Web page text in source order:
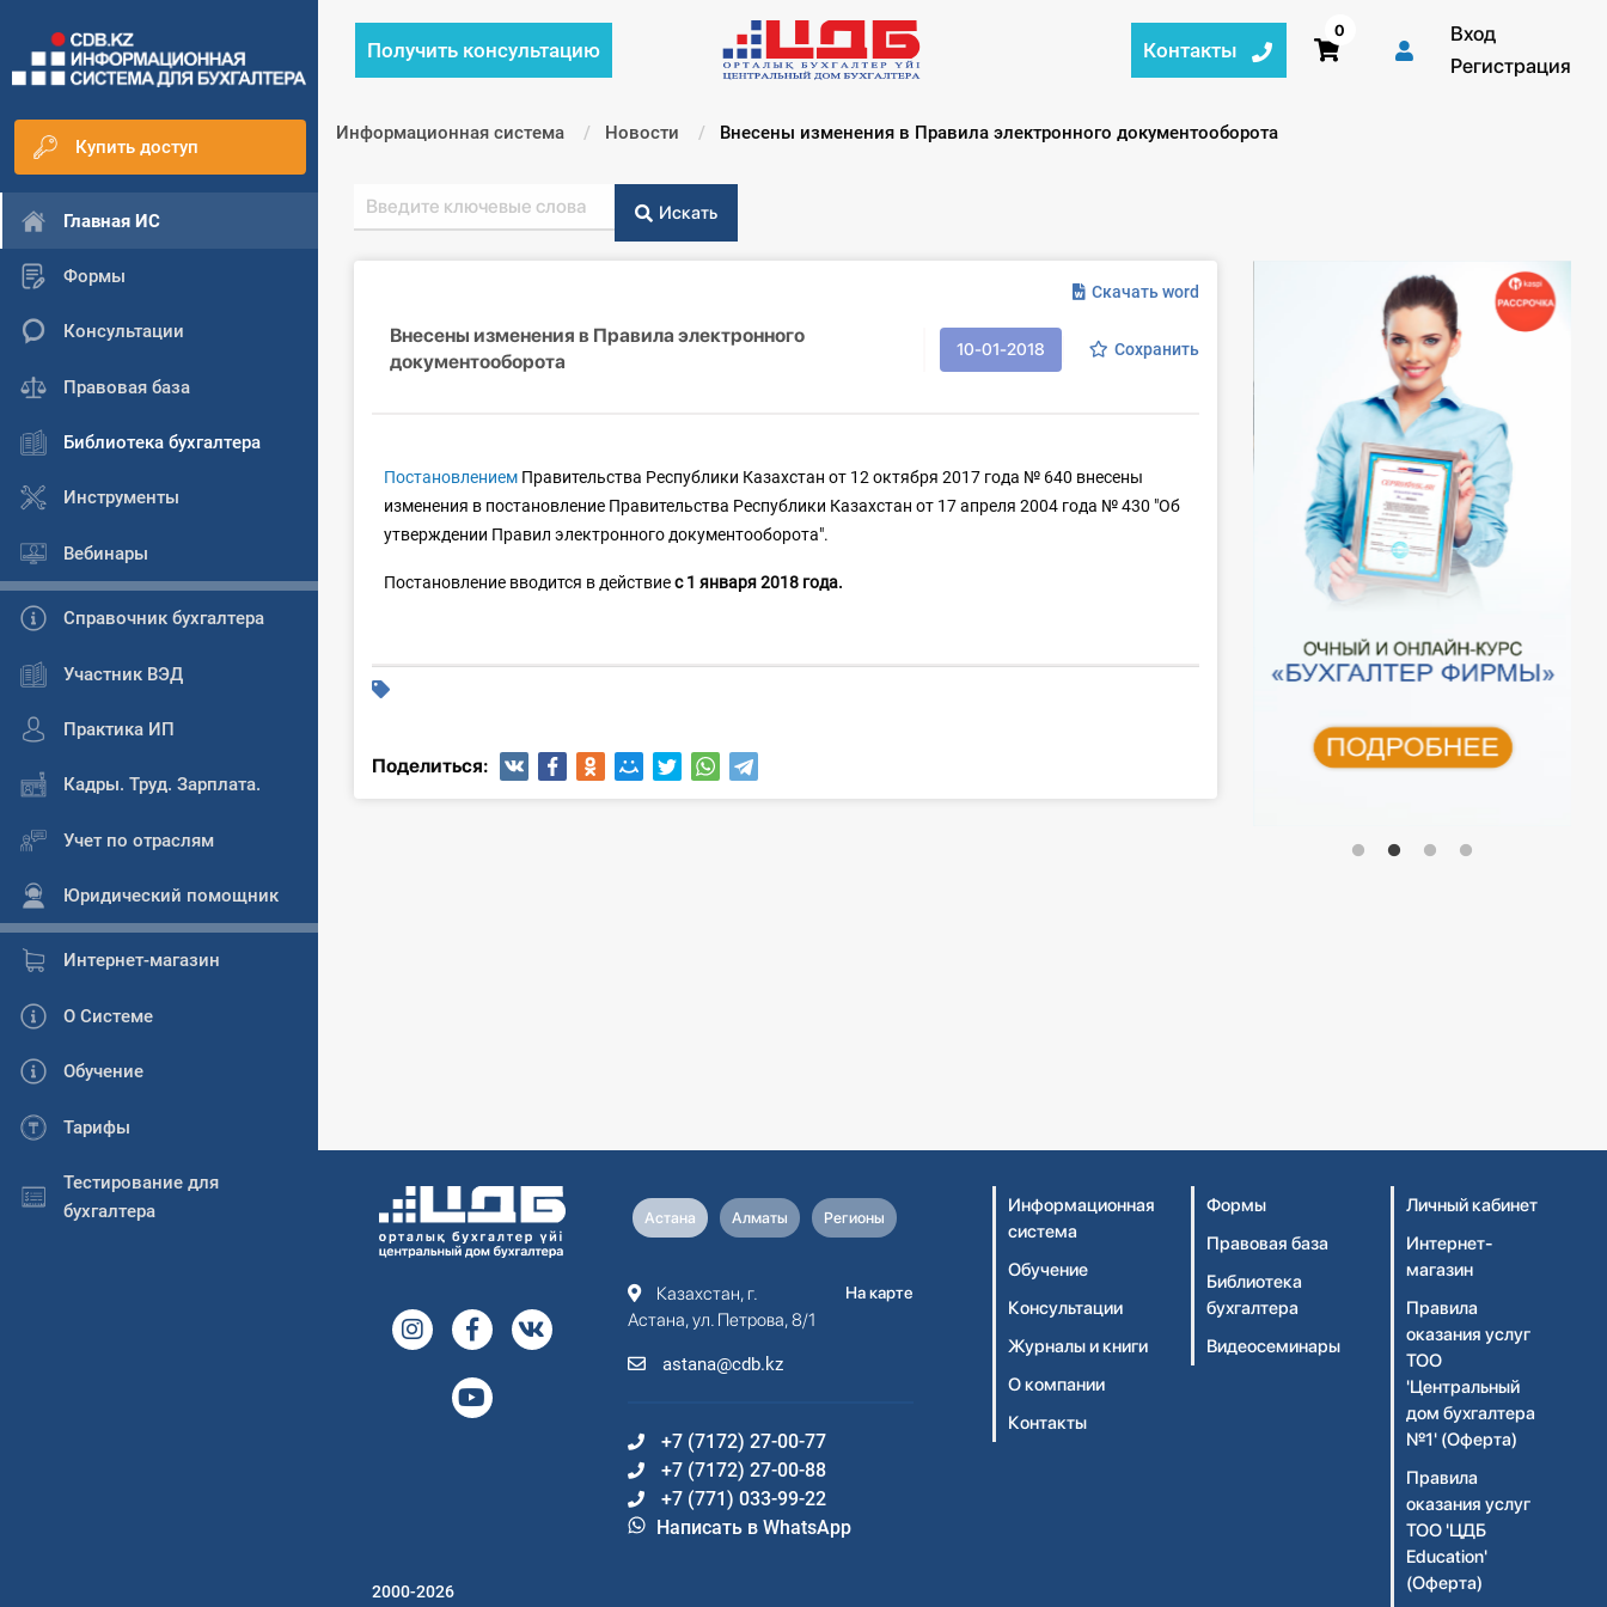
Купить доступ
Главная ИС
Формы
Консультации
Правовая база
Библиотека бухгалтера
Инструменты
Вебинары
Справочник бухгалтера
Участник ВЭД
Практика ИП
Кадры. Труд. Зарплата.
Учет по отраслям
Юридический помощник
Интернет-магазин
О Системе
Обучение
Тарифы
Тестирование для
бухгалтера
Получить консультацию Контакты
0
Вход
Регистрация
Информационная система Новости Текущий:
Внесены изменения в Правила электронного документооборота
Искать
Скачать word
Внесены изменения в Правила электронного
документооборота
10-01-2018 Сохранить
Постановлением Правительства Республики Казахстан от 12 октября 2017 года № 640 внесены
изменения в постановление Правительства Республики Казахстан от 17 апреля 2004 года № 430 "Об
утверждении Правил электронного документооборота".
Постановление вводится в действиес 1 января 2018 года.
Поделиться:
2000-2026
Астана Алматы Регионы
Казахстан, г.
Астана, ул. Петрова, 8/1
astana@cdb.kz
На карте
+7 (7172) 27-00-77
+7 (7172) 27-00-88
+7 (771) 033-99-22
Написать в WhatsApp
Информационная
система
Обучение
Консультации
Журналы и книги
О компании
Контакты
Формы
Правовая база
Библиотека
бухгалтера
Видеосеминары
Личный кабинет
Интернет-
магазин
Правила
оказания услуг
ТОО
'Центральный
дом бухгалтера
№1' (Оферта)
Правила
оказания услуг
ТОО 'ЦДБ
Education'
(Оферта)